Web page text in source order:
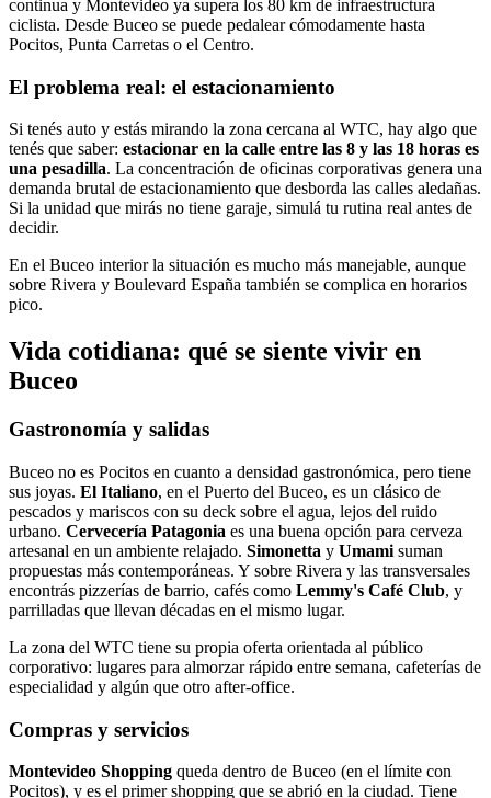
continua y Montevideo ya supera los 80 km de infraestructura
ciclista. Desde Buceo se puede pedalear cómodamente hasta
Pocitos, Punta Carretas o el Centro.
El problema real: el estacionamiento
Si tenés auto y estás mirando la zona cercana al WTC, hay algo que
tenés que saber: estacionar en la calle entre las 8 y las 18 horas es
una pesadilla. La concentración de oficinas corporativas genera una
demanda brutal de estacionamiento que desborda las calles aledañas.
Si la unidad que mirás no tiene garaje, simulá tu rutina real antes de
decidir.
En el Buceo interior la situación es mucho más manejable, aunque
sobre Rivera y Boulevard España también se complica en horarios
pico.
Vida cotidiana: qué se siente vivir en
Buceo
Gastronomía y salidas
Buceo no es Pocitos en cuanto a densidad gastronómica, pero tiene
sus joyas. El Italiano, en el Puerto del Buceo, es un clásico de
pescados y mariscos con su deck sobre el agua, lejos del ruido
urbano. Cervecería Patagonia es una buena opción para cerveza
artesanal en un ambiente relajado. Simonetta y Umami suman
propuestas más contemporáneas. Y sobre Rivera y las transversales
encontrás pizzerías de barrio, cafés como Lemmy's Café Club, y
parrilladas que llevan décadas en el mismo lugar.
La zona del WTC tiene su propia oferta orientada al público
corporativo: lugares para almorzar rápido entre semana, cafeterías de
especialidad y algún que otro after-office.
Compras y servicios
Montevideo Shopping queda dentro de Buceo (en el límite con
Pocitos), y es el primer shopping que se abrió en la ciudad. Tiene